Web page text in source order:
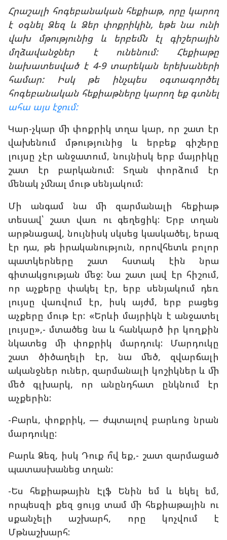
Հրաշալի հոգեբանական հեքիաթ, որը կարող
է օգնել Ձեզ և Ձեր փոքրիկին, եթե նա ունի
վախ մթությունից և երբեմն էլ գիշերային
մղձավանջներ է ունենում: Հեքիաթը
նախատեսված է 4-9 տարեկան երեխաների
համար: Իսկ թե ինչպես օգտագործել
հոգեբանական հեքիաթները կարող եք գտնել
ահա այս էջում:
Կար-չկար մի փոքրիկ տղա կար, որ շատ էր
վախենում մթությունից և երբեք գիշերը
լույսը չէր անջատում, նույնիսկ երբ մայրիկը
շատ էր բարկանում: Տղան փորձում էր
մենակ չմնալ մութ սենյակում:
Մի անգամ նա մի զարմանալի հեքիաթ
տեսավ՝ շատ վառ ու գեղեցիկ: Երբ տղան
արթնացավ, նույնիսկ սկսեց կասկածել, երազ
էր դա, թե իրականություն, որովհետև բոլոր
պատկերները շատ հստակ էին նրա
գիտակցության մեջ: Նա շատ լավ էր հիշում,
որ աչքերը փակել էր, երբ սենյակում դեռ
լույսը վառվում էր, իսկ այժմ, երբ բացեց
աչքերը մութ էր: «Երևի մայրիկն է անջատել
լույսը»,- մտածեց նա և հանկարծ իր կողքին
նկատեց մի փոքրիկ մարդուկ: Մարդուկը
շատ ծիծաղելի էր, նա մեծ, զվարճալի
ականջներ ուներ, զարմանալի կոշիկներ և մի
մեծ գլխարկ, որ անընդհատ ընկնում էր
աչքերին:
-Բարև, փոքրիկ, — ժպտալով բարևոց նրան
մարդուկը:
Բարև Ձեզ, իսկ Դուք ո՞վ եք,- շատ զարմացած
պատասխանեց տղան:
-Ես հեքիաթային Էլֆ Ենին եմ և եկել եմ,
որպեսզի քեզ ցույց տամ մի հեքիաթային ու
սքանչելի աշխարհ, որը կոչվում է
Մթնաշխարհ: